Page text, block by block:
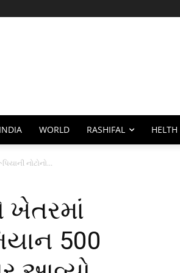
INDIA WORLD RASHIFAL HELTH
નોટોનો...
ખેતરમાં
500